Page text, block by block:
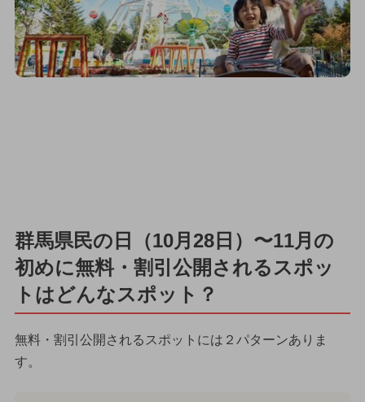
群馬県民の日（10月28日）〜11月の
初めに無料・割引公開されるスポッ
トはどんなスポット？
無料・割引公開されるスポットには２パターンありま
す。